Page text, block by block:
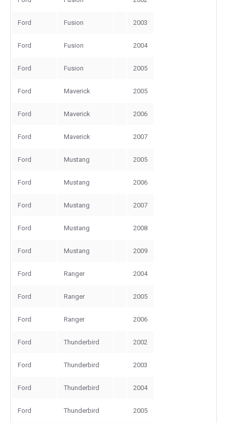
Ford Fusion 2003
Ford Fusion 2004
Ford Fusion 2005
Ford Maverick 2005
Ford Maverick 2006
Ford Maverick 2007
Ford Mustang 2005
Ford Mustang 2006
Ford Mustang 2007
Ford Mustang 2008
Ford Mustang 2009
Ford Ranger 2004
Ford Ranger 2005
Ford Ranger 2006
Ford Thunderbird 2002
Ford Thunderbird 2003
Ford Thunderbird 2004
Ford Thunderbird 2005